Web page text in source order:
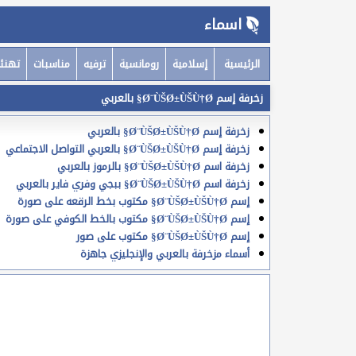
اسماء
الرئيسية إسلامية رومانسية ترفيه مناسبات
زخرفة إسم Ø¨ÙŠØ±ÙŠÙ†Ø§ بالعربي
زخرفة إسم Ø¨ÙŠØ±ÙŠÙ†Ø§ بالعربي
زخرفة إسم Ø¨ÙŠØ±ÙŠÙ†Ø§ بالعربي التواصل الاجتماعي
زخرفة اسم Ø¨ÙŠØ±ÙŠÙ†Ø§ بالرموز بالعربي
زخرفة اسم Ø¨ÙŠØ±ÙŠÙ†Ø§ ببجي وفري فاير بالعربي
إسم Ø¨ÙŠØ±ÙŠÙ†Ø§ مكتوب بخط الرقعه على صورة
إسم Ø¨ÙŠØ±ÙŠÙ†Ø§ مكتوب بالخط الكوفي على صورة
إسم Ø¨ÙŠØ±ÙŠÙ†Ø§ مكتوب على صور
أسماء مزخرفة بالعربي والإنجليزي جاهزة